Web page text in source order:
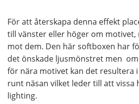
För att återskapa denna effekt
till vänster eller höger om
mot dem. Den här softboxen har
det önskade ljusmönstret men
för nära motivet kan det resultera
runt näsan vilket leder till att vissa
lighting.